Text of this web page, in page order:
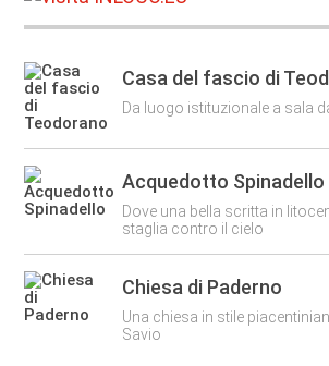
Casa del fascio di
Da luogo istituzionale a sala
Acquedotto Spinadello
Dove una bella scritta in
staglia contro il cielo
Chiesa di Paderno
Una chiesa in stile
Savio